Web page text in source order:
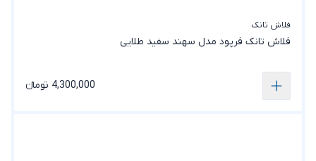
فلاش تانک
فلاش تانک فرپود مدل سهند سفید طلایی
4,300,000 تومانء